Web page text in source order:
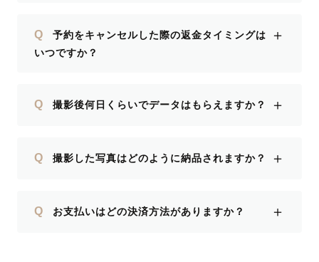
Q
予約をキャンセルした際の返金タイミングは
いつですか？
＋
Q 撮影後何日くらいでデータはもらえますか？ ＋
Q 撮影した写真はどのように納品されますか？ ＋
Q お支払いはどの決済方法がありますか？ ＋